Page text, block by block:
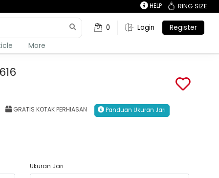
HELP RING SIZE
0 Login Register
More
GRATIS KOTAK PERHIASAN Panduan Ukuran Jari
Ukuran Jari